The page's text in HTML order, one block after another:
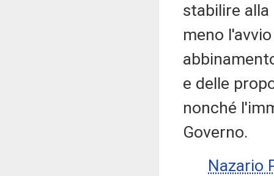
stabilire
meno
e delle
nonché
Governo.
Nazario